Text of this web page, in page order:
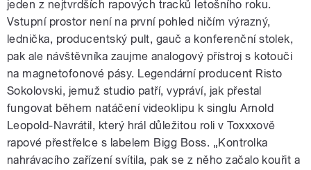
jeden z nejtvrdších rapových tracků letošního roku.
Vstupní prostor není na první pohled ničím výrazný,
lednička, producentský pult, gauč a konferenční stolek,
pak ale návštěvníka zaujme analogový přístroj s kotouči
na magnetofonové pásy. Legendární producent Risto
Sokolovski, jemuž studio patří, vypráví, jak přestal
fungovat během natáčení videoklipu k singlu Arnold
Leopold-Navrátil, který hrál důležitou roli v Toxxxově
rapové přestřelce s labelem Bigg Boss. „Kontrolka
nahrávacího zařízení svítila, pak se z něho začalo kouřit a